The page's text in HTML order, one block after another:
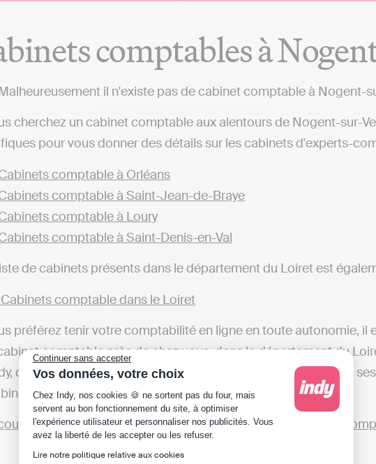
Continuer sans accepter
Vos données, votre choix
Plateforme de Gestion du Consentement : Personnalisez
Chez Indy, nos cookies 🍪 ne sortent pas du four, mais
servent au bon fonctionnement du site, à optimiser
l'expérience utilisateur et personnaliser nos publicités. Vous
avez la liberté de les accepter ou les refuser.
Lire notre politique relative aux cookies
Axeptio consent
comptables à
il n'existe pas de cabinet comptable à Nogent-
cherchez un cabinet comptable aux alentours de Nogent-sur-
pour vous donner des détails sur les cabinets d'experts-
comptable à Orléans
comptable à Saint-Jean-de-Braye
comptable à Loury
comptable à Saint-Denis-en-Val
de cabinets présents dans le département du Loiret est
Cabinets comptable dans le Loiret
préférez tenir votre comptabilité en ligne en toute autonomie, il
comptable près de chez vous, dans le département du
qui permettent d’automatiser sa comptabilité et transmettre
comptable qui réalisent toutes ces actions à votre place.